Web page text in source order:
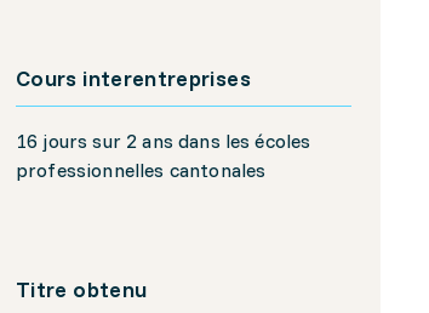
Cours interentreprises
16 jours sur 2 ans dans les écoles
professionnelles cantonales
Titre obtenu